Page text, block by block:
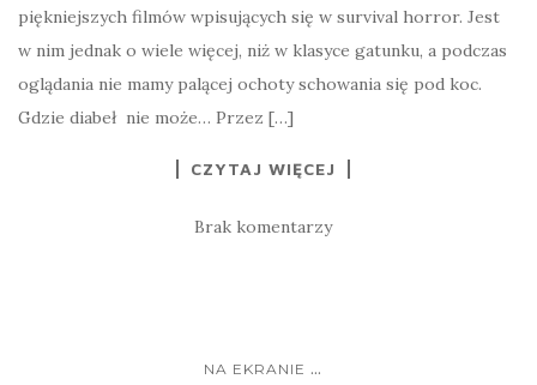
piękniejszych filmów wpisujących się w survival horror. Jest
w nim jednak o wiele więcej, niż w klasyce gatunku, a podczas
oglądania nie mamy palącej ochoty schowania się pod koc.
Gdzie diabeł nie może… Przez […]
CZYTAJ WIĘCEJ
Brak komentarzy
NA EKRANIE ...